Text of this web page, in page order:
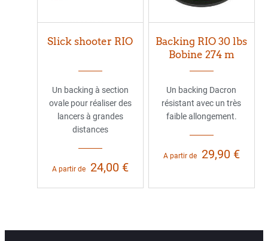
Slick shooter RIO
Un backing à section
ovale pour réaliser des
lancers à grandes
distances
A partir de 24,00 €
Backing RIO 30 lbs
Bobine 274 m
Un backing Dacron
résistant avec un très
faible allongement.
A partir de 29,90 €